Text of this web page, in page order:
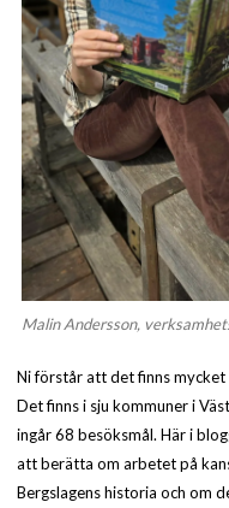
Malin Andersson,
Ni förstår att det finns
Det finns i sju kommuner i
ingår 68 besöksmål. Här i
att berätta om arbetet på
Bergslagens historia och om